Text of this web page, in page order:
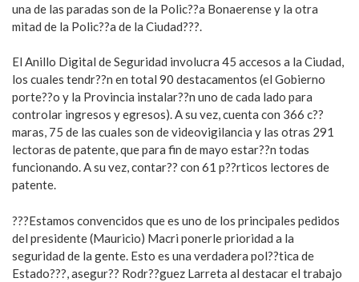
una de las paradas son de la Polic??a Bonaerense y la otra
mitad de la Polic??a de la Ciudad???.
El Anillo Digital de Seguridad involucra 45 accesos a la Ciudad,
los cuales tendr??n en total 90 destacamentos (el Gobierno
porte??o y la Provincia instalar??n uno de cada lado para
controlar ingresos y egresos). A su vez, cuenta con 366 c??
maras, 75 de las cuales son de videovigilancia y las otras 291
lectoras de patente, que para fin de mayo estar??n todas
funcionando. A su vez, contar?? con 61 p??rticos lectores de
patente.
???Estamos convencidos que es uno de los principales pedidos
del presidente (Mauricio) Macri ponerle prioridad a la
seguridad de la gente. Esto es una verdadera pol??tica de
Estado???, asegur?? Rodr??guez Larreta al destacar el trabajo